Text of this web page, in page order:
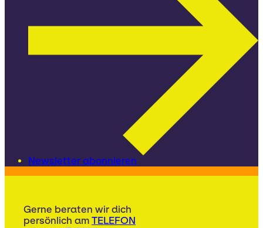
Newsletter abonnieren
Gerne beraten wir dich
persönlich am TELEFON